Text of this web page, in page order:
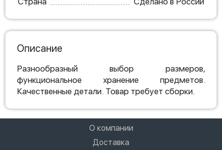
Описание
Разнообразный выбор размеров,
функциональное хранение предметов.
Качественные детали. Товар требует сборки.
О компании
Доставка